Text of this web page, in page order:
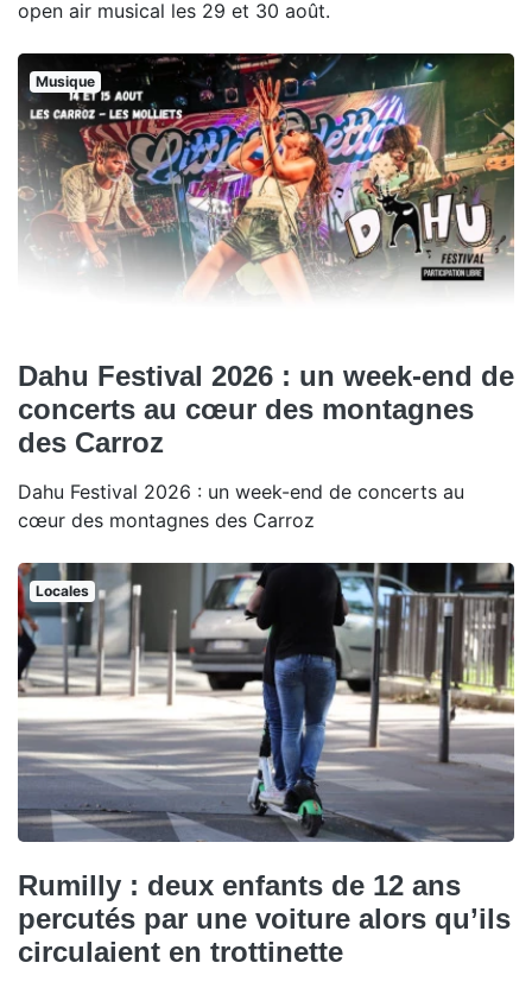
open air musical les 29 et 30 août.
Musique
Dahu Festival 2026 : un week-end de
concerts au cœur des montagnes
des Carroz
Dahu Festival 2026 : un week-end de concerts au
cœur des montagnes des Carroz
Locales
Rumilly : deux enfants de 12 ans
percutés par une voiture alors qu’ils
circulaient en trottinette